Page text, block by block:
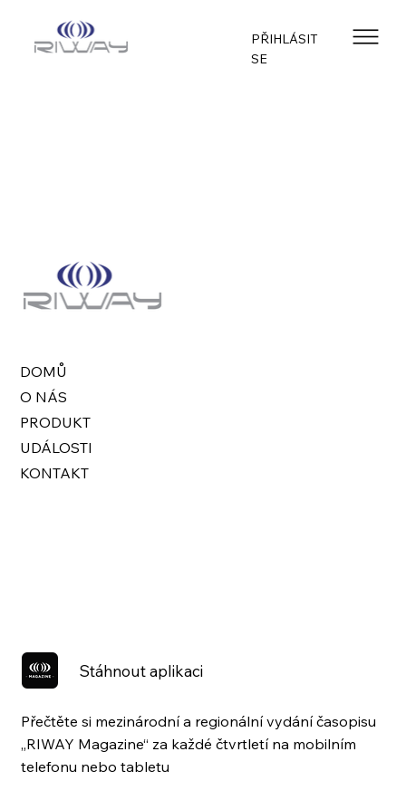
PŘIHLÁSIT
SE
DOMŮ
O NÁS
PRODUKT
UDÁLOSTI
KONTAKT
Stáhnout aplikaci
Přečtěte si mezinárodní a regionální vydání časopisu
„RIWAY Magazine“ za každé čtvrtletí na mobilním
telefonu nebo tabletu